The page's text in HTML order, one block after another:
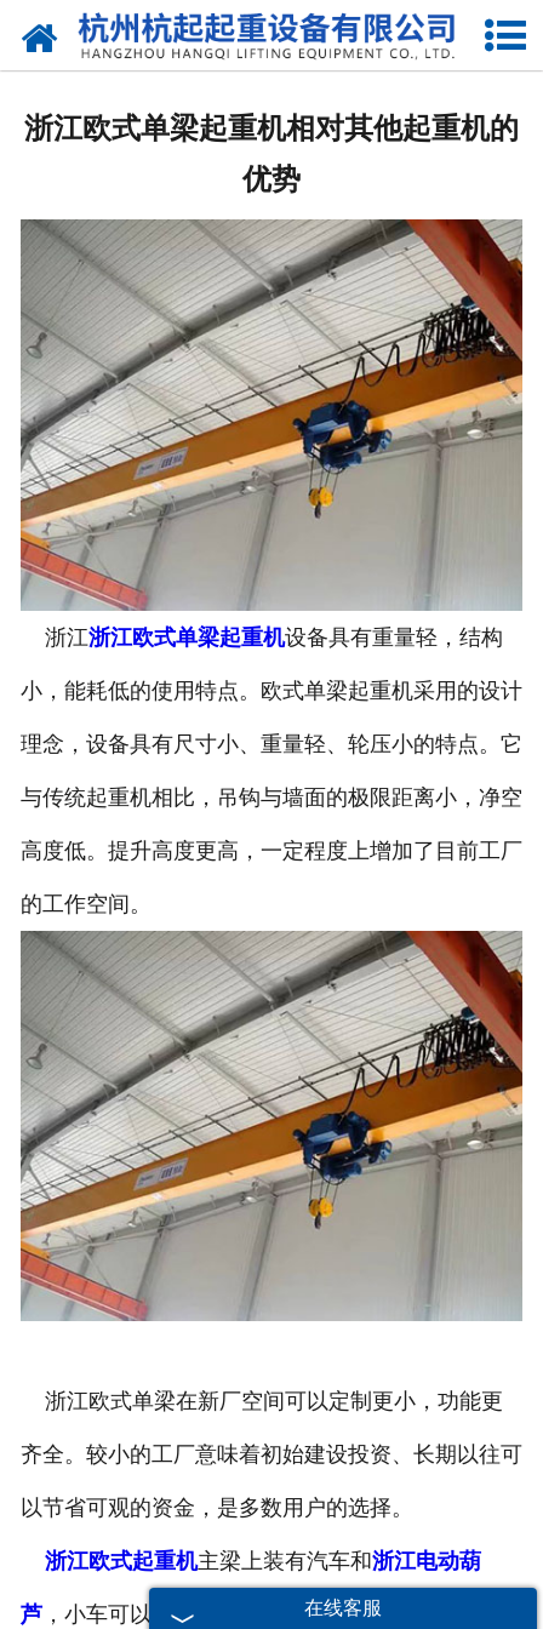
网站首页
新闻资讯
合作伙伴
联系我们
浙江欧式单梁起重机相对其他起重机的
优势
浙江浙江欧式单梁起重机设备具有重量轻，结构
小，能耗低的使用特点。欧式单梁起重机采用的设计
理念，设备具有尺寸小、重量轻、轮压小的特点。它
与传统起重机相比，吊钩与墙面的极限距离小，净空
高度低。提升高度更高，一定程度上增加了目前工厂
的工作空间。
浙江欧式单梁在新厂空间可以定制更小，功能更
齐全。较小的工厂意味着初始建设投资、长期以往可
以节省可观的资金，是多数用户的选择。
浙江欧式起重机主梁上装有汽车和浙江电动葫
芦，小车可以在三维空间内运输物料和物体，与其他
在线客服